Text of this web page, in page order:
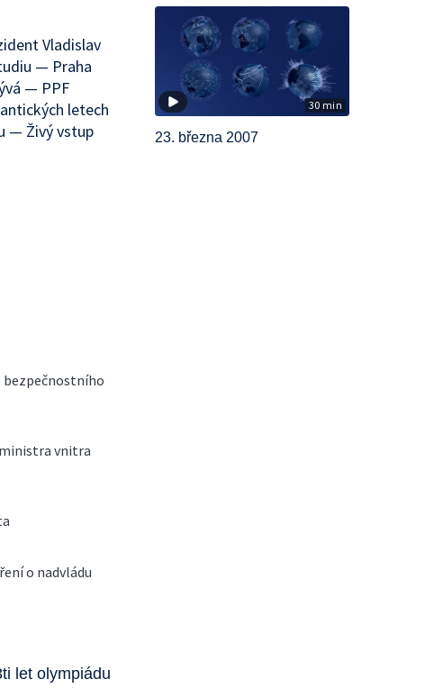
Vladislav
— Praha
— PPF
letech
— Živý vstup
bezpečnostního
ministra vnitra
o nadvládu
let olympiádu
30 min
23. března 2007